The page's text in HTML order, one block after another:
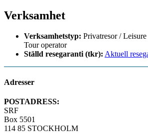
Verksamhet
Verksamhetstyp: Privatresor /
Tour operator
Ställd resegaranti (tkr): Aktuell
Adresser
POSTADRESS:
SRF
Box 5501
114 85 STOCKHOLM